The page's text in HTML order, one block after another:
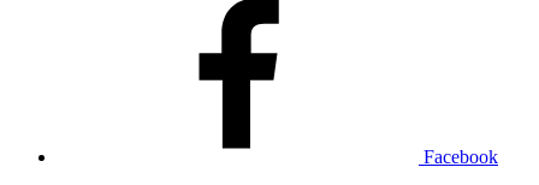
Facebook